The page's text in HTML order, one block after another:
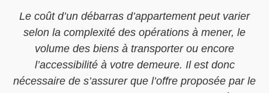
Le coût d’un débarras d’appartement peut varier
selon la complexité des opérations à mener, le
volume des biens à transporter ou encore
l’accessibilité à votre demeure. Il est donc
nécessaire de s’assurer que l’offre proposée par le